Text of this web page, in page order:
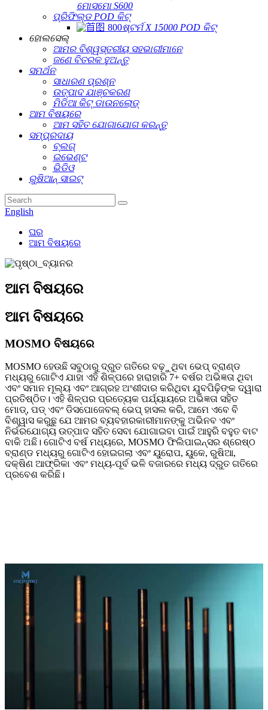
ମୋସମୋ S600
ପ୍ରିଫିଲ୍ଡ POD କିଟ୍
ଷ୍ଟର୍ମ X 15000 POD କିଟ୍
ହୋଲସେଲ୍
ଆମର ବିଶ୍ୱସ୍ତରୀୟ ସହଭାଗୀମାନେ
ଜଣେ ବିତରକ ହୁଅନ୍ତୁ
ସମର୍ଥନ
ସାଧାରଣ ପ୍ରଶ୍ନ
ଉତ୍ପାଦ ଯାଞ୍ଚକରଣ
ମିଡିଆ କିଟ୍ ଡାଉନଲୋଡ୍
ଆମ ବିଷୟରେ
ଆମ ସହିତ ଯୋଗାଯୋଗ କରନ୍ତୁ
ସମ୍ପ୍ରଦାୟ
ବ୍ଲଗ୍
ଇଭେଣ୍ଟ
ଭିଡିଓ
ରୁଷିଆନ୍ ସାଇଟ୍
English
ଘର
ଆମ ବିଷୟରେ
ଆମ ବିଷୟରେ
ଆମ ବିଷୟରେ
MOSMO ବିଷୟରେ
MOSMO ହେଉଛି ସବୁଠାରୁ ଦ୍ରୁତ ଗତିରେ ବଢ଼ୁଥିବା ଭେପ୍ ବ୍ରାଣ୍ଡ
ମଧ୍ୟରୁ ଗୋଟିଏ ଯାହା ଏହି ଶିଳ୍ପରେ ହାରାହାରି 7+ ବର୍ଷର ଅଭିଜ୍ଞତା ଥିବା
ଏବଂ ସମାନ ମୂଲ୍ୟ ଏବଂ ଆଗ୍ରହ ଅଂଶୀଦାର କରିଥିବା ଯୁବପିଢ଼ିଙ୍କ ଦ୍ୱାରା
ପ୍ରତିଷ୍ଠିତ। ଏହି ଶିଳ୍ପର ପ୍ରତ୍ୟେକ ପର୍ଯ୍ୟାୟରେ ଅଭିଜ୍ଞତା ସହିତ
ମୋଡ୍, ପଡ୍ ଏବଂ ଡିସପୋଜେବଲ୍ ଭେପ୍ ହାସଲ କରି, ଆମେ ଏବେ ବି
ବିଶ୍ୱାସ କରୁଛୁ ଯେ ଆମର ବ୍ୟବହାରକାରୀମାନଙ୍କୁ ଅଭିନବ ଏବଂ
ନିର୍ଭରଯୋଗ୍ୟ ଉତ୍ପାଦ ସହିତ ସେବା ଯୋଗାଇବା ପାଇଁ ଆହୁରି ବହୁତ ବାଟ
ବାକି ଅଛି। ଗୋଟିଏ ବର୍ଷ ମଧ୍ୟରେ, MOSMO ଫିଲିପାଇନ୍ସର ଶ୍ରେଷ୍ଠ
ବ୍ରାଣ୍ଡ ମଧ୍ୟରୁ ଗୋଟିଏ ହୋଇଗଲା ଏବଂ ୟୁରୋପ, ୟୁକେ, ରୁଷିଆ,
ଦକ୍ଷିଣ ଆଫ୍ରିକା ଏବଂ ମଧ୍ୟ-ପୂର୍ବ ଭଳି ବଜାରରେ ମଧ୍ୟ ଦ୍ରୁତ ଗତିରେ
ପ୍ରବେଶ କରିଛି।